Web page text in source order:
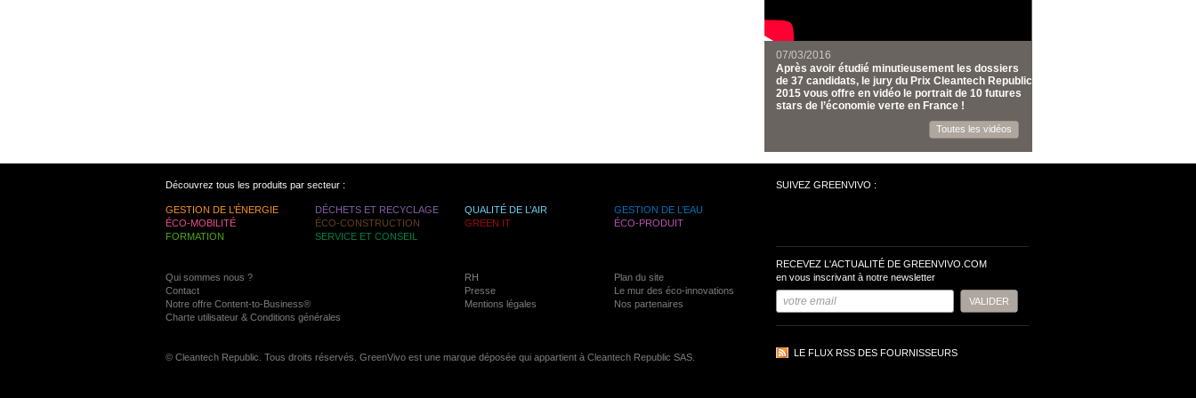
07/03/2016
Après avoir étudié minutieusement les dossiers
de 37 candidats, le jury du Prix Cleantech Republic
2015 vous offre en vidéo le portrait de 10 futures
stars de l’économie verte en France !
Toutes les vidéos
Découvrez tous les produits par secteur :
GESTION DE L’ÉNERGIE DÉCHETS ET RECYCLAGE QUALITÉ DE L’AIR
GESTION DE L’EAU
ÉCO-MOBILITÉ
ÉCO-CONSTRUCTION GREEN IT
ÉCO-PRODUIT
FORMATION
SERVICE ET CONSEIL
Qui sommes nous ? RH
Plan du site
Contact
Presse
Le mur des éco-innovations
Notre offre Content-to-Business®
Mentions légales
Nos partenaires
Charte utilisateur & Conditions générales
© Cleantech Republic. Tous droits réservés. GreenVivo est une marque déposée qui appartient à Cleantech Republic SAS.
SUIVEZ GREENVIVO :
RECEVEZ L'ACTUALITÉ DE GREENVIVO.COM
en vous inscrivant à notre newsletter
LE FLUX RSS DES FOURNISSEURS